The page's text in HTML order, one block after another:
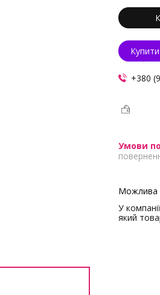
+380
У
який